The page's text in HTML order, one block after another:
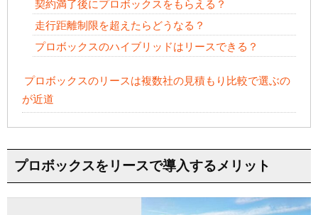
契約満了後にプロボックスをもらえる？
走行距離制限を超えたらどうなる？
プロボックスのハイブリッドはリースできる？
プロボックスのリースは複数社の見積もり比較で選ぶの
が近道
プロボックスをリースで導入するメリット